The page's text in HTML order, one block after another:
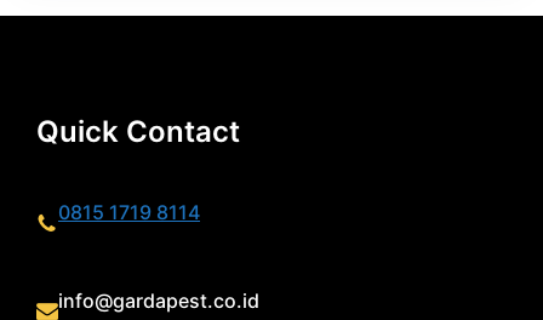
Quick Contact
0815 1719 8114
info@gardapest.co.id